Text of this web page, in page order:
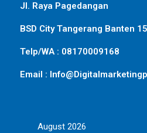
Jl. Raya Pagedangan
BSD City Tangerang Banten
Telp/WA : 08170009168
Email :
August 2026